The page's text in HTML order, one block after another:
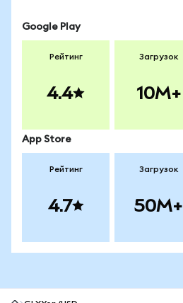
Google Play
Рейтинг
4.4
Загрузок
10M+
App Store
Рейтинг
4.7
Загрузок
50M+